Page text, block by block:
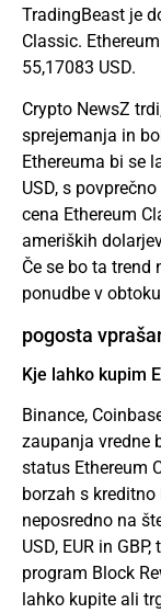
TradingBeast je
Classic.
55,17083 USD.
Crypto NewsZ
sprejemanja in
Ethereuma bi se
USD, s
cena Ethereum
ameriških
Če se bo ta trend
ponudbe v
pogosta
Kje lahko kupim
Binance,
zaupanja vredne
status Ethereum
borzah s
neposredno na
USD, EUR in
program Block
lahko kupite ali